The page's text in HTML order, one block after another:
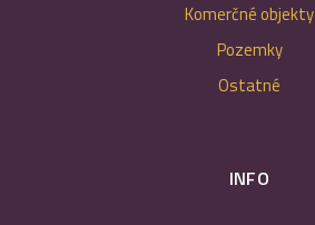
Komerčné objekty
Pozemky
Ostatné
INFO